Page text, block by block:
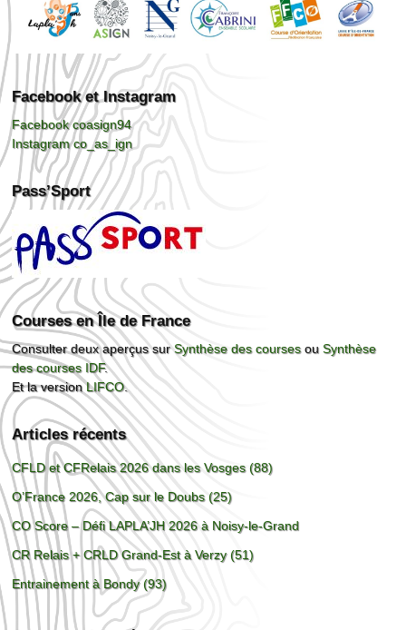
Facebook et Instagram
Facebook coasign94
Instagram co_as_ign
Pass’Sport
Courses en Île de France
Consulter deux aperçus surSynthèse des coursesouSynthèse
des courses IDF.
Et la versionLIFCO.
Articles récents
CFLD et CFRelais 2026 dans les Vosges (88)
O’France 2026, Cap sur le Doubs (25)
CO Score – Défi LAPLA’JH 2026 à Noisy-le-Grand
CR Relais + CRLD Grand-Est à Verzy (51)
Entrainement à Bondy (93)